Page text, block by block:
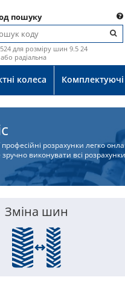
пошуку
для розміру шин 9.5 24
радіальна
колеса Комплектуючі
професійні розрахунки легко
виконувати всі
Зміна шин